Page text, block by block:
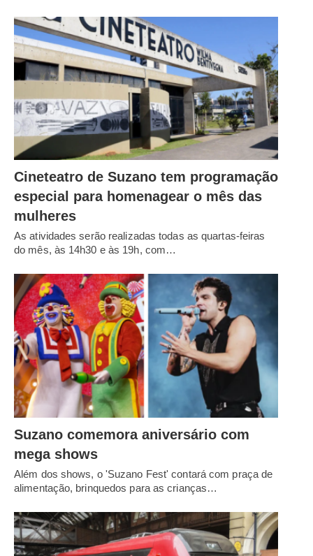
Cineteatro de Suzano tem programação
especial para homenagear o mês das
mulheres
As atividades serão realizadas todas as quartas-feiras
do mês, às 14h30 e às 19h, com…
Suzano comemora aniversário com
mega shows
Além dos shows, o 'Suzano Fest' contará com praça de
alimentação, brinquedos para as crianças…